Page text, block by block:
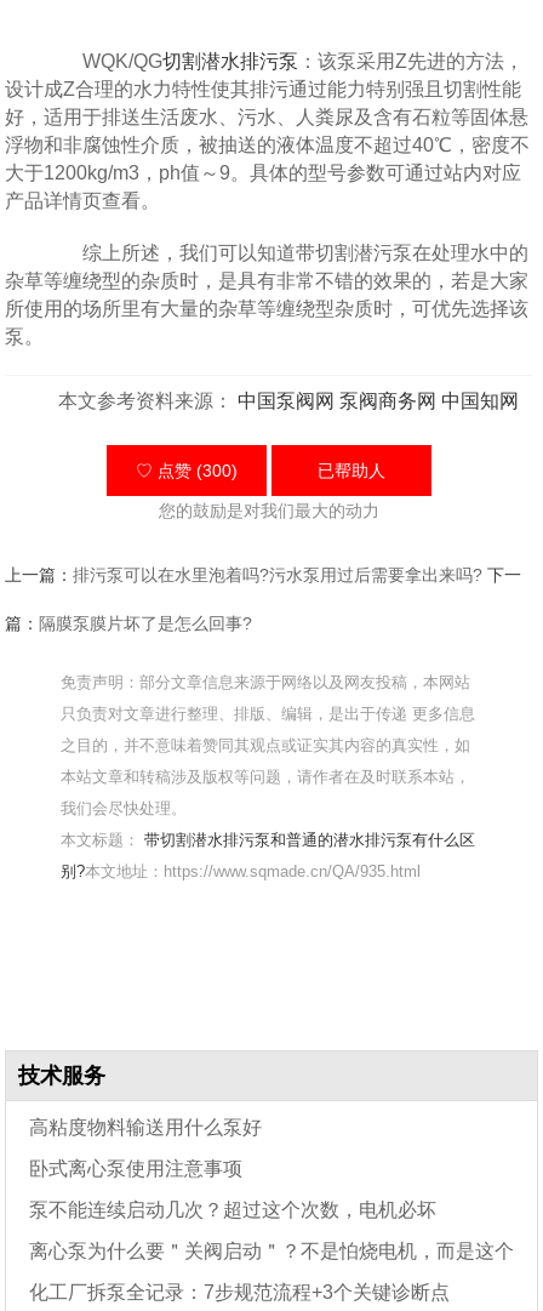
WQK/QG切割潜水排污泵 ：该泵采用Z先进的方法，
设计成Z合理的水力特性使其排污通过能力特别强且切割性能
好，适用于排送生活废水、污水、人粪尿及含有石粒等固体悬
浮物和非腐蚀性介质，被抽送的液体温度不超过40℃，密度不
大于1200kg/m3，ph值～9。具体的型号参数可通过站内对应
产品详情页查看。
综上所述，我们可以知道带切割潜污泵在处理水中的
杂草等缠绕型的杂质时，是具有非常不错的效果的，若是大家
所使用的场所里有大量的杂草等缠绕型杂质时，可优先选择该
泵。
本文参考资料来源： 中国泵阀网 泵阀商务网 中国知网
♡ 点赞 (300) 已帮助人
您的鼓励是对我们最大的动力
上一篇：排污泵可以在水里泡着吗?污水泵用过后需要拿出来吗? 下一
篇： 隔膜泵膜片坏了是怎么回事?
免责声明：部分文章信息来源于网络以及网友投稿，本网站
只负责对文章进行整理、排版、编辑，是出于传递 更多信息
之目的，并不意味着赞同其观点或证实其内容的真实性，如
本站文章和转稿涉及版权等问题，请作者在及时联系本站，
我们会尽快处理。
本文标题：带切割潜水排污泵和普通的潜水排污泵有什么区
别?本文地址：https://www.sqmade.cn/QA/935.html
技术服务
高粘度物料输送用什么泵好
卧式离心泵使用注意事项
泵不能连续启动几次？超过这个次数，电机必坏
离心泵为什么要＂关阀启动＂？不是怕烧电机，而是这个
原因化工厂拆泵全记录：7步规范流程+3个关键诊断点